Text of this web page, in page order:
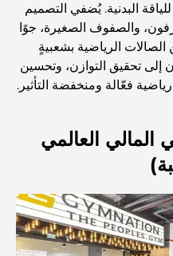
تناول الطعام في مركز متنامٍ
في دبي
الواجهة البحرية في دبي: حياة
الأجانب: دليل مصرفي شامل
البدنية. يُضفي التصميم
والصفوف الصغيرة، جوًا
الرياضية بشعبيةٍ
إلى تحقيق التوازن، وتحسين
فعّالة ومنخفضة التأثير.
المالي العالمي